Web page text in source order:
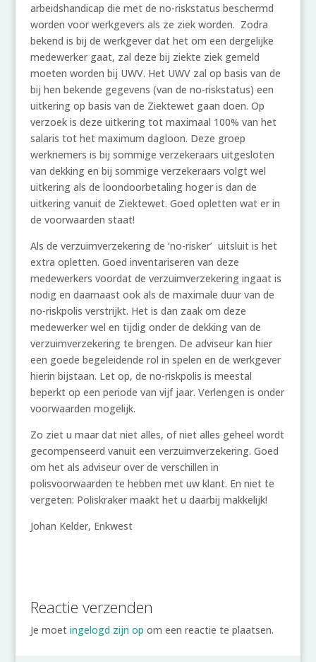
arbeidshandicap die met de no-riskstatus beschermd
worden voor werkgevers als ze ziek worden. Zodra
bekend is bij de werkgever dat het om een dergelijke
medewerker gaat, zal deze bij ziekte ziek gemeld
moeten worden bij UWV. Het UWV zal op basis van de
bij hen bekende gegevens (van de no-riskstatus) een
uitkering op basis van de Ziektewet gaan doen. Op
verzoek is deze uitkering tot maximaal 100% van het
salaris tot het maximum dagloon. Deze groep
werknemers is bij sommige verzekeraars uitgesloten
van dekking en bij sommige verzekeraars volgt wel
uitkering als de loondoorbetaling hoger is dan de
uitkering vanuit de Ziektewet. Goed opletten wat er in
de voorwaarden staat!
Als de verzuimverzekering de ‘no-risker’ uitsluit is het
extra opletten. Goed inventariseren van deze
medewerkers voordat de verzuimverzekering ingaat is
nodig en daarnaast ook als de maximale duur van de
no-riskpolis verstrijkt. Het is dan zaak om deze
medewerker wel en tijdig onder de dekking van de
verzuimverzekering te brengen. De adviseur kan hier
een goede begeleidende rol in spelen en de werkgever
hierin bijstaan. Let op, de no-riskpolis is meestal
beperkt op een periode van vijf jaar. Verlengen is onder
voorwaarden mogelijk.
Zo ziet u maar dat niet alles, of niet alles geheel wordt
gecompenseerd vanuit een verzuimverzekering. Goed
om het als adviseur over de verschillen in
polisvoorwaarden te hebben met uw klant. En niet te
vergeten: Poliskraker maakt het u daarbij makkelijk!
Johan Kelder, Enkwest
Reactie verzenden
Je moet ingelogd zijn op om een reactie te plaatsen.